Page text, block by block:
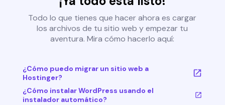
Todo lo que tienes que hacer ahora es cargar
los archivos de tu sitio web y empezar tu
aventura. Mira cómo hacerlo aquí:
¿Cómo puedo migrar un sitio web a
Hostinger?
¿Cómo instalar WordPress usando el
instalador automático?